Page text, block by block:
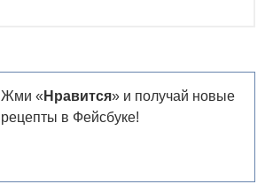
Жми « Нравится» и получай новые
рецепты в Фейсбуке!